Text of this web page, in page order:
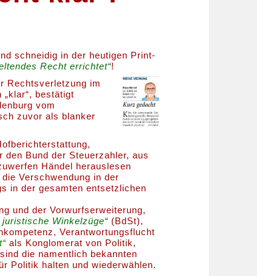
schneidig in der heutigen Print-
Recht errichtet“!
Rechtsverletzung im
bestätigt
vom
zuvor als blanker
den Bund der Steuerzahler, aus
Händel herauslesen
Verschwendung in der
in der gesamten entsetzlichen
und der Vorwurfserweiterung,
Winkelzüge“ (BdSt),
Verantwortungsflucht
als Konglomerat von Politik,
die namentlich bekannten
Politik halten und wiederwählen.